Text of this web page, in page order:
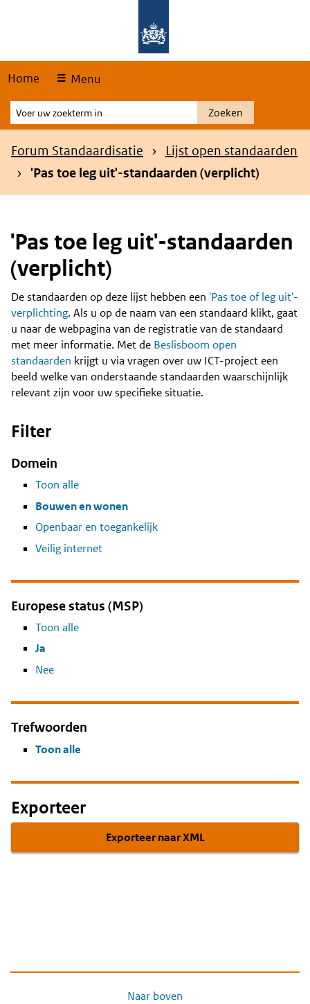
Home Menu
Voer
uw
zoekterm
Zoeken
Kruimelpad
Forum Standaardisatie
Lijst open standaarden
'Pas toe leg uit'-standaarden (verplicht)
'Pas toe leg uit'-standaarden
(verplicht)
Content
De standaarden op deze lijst hebben een 'Pas toe of leg uit'-
verplichting. Als u op de naam van een standaard klikt, gaat
u naar de webpagina van de registratie van de standaard
met meer informatie. Met de Beslisboom open
standaarden krijgt u via vragen over uw ICT-project een
beeld welke van onderstaande standaarden waarschijnlijk
relevant zijn voor uw specifieke situatie.
Filter
Domein
Toon alle
Bouwen en wonen
Openbaar en toegankelijk
Veilig internet
Europese status (MSP)
Toon alle
Ja
Nee
Trefwoorden
Toon alle
Exporteer
Exporteer naar XML
Naar boven